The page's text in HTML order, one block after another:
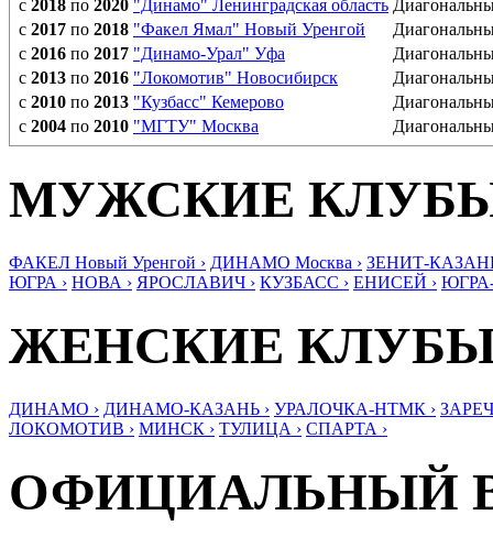
с 2018 по 2020 "Динамо" Ленинградская область
с 2017 по 2018 "Факел Ямал" Новый Уренгой
с 2016 по 2017 "Динамо-Урал" Уфа
с 2013 по 2016 "Локомотив" Новосибирск
с 2010 по 2013 "Кузбасс" Кемерово
с 2004 по 2010 "МГТУ" Москва
МУЖСКИЕ
ФАКЕЛ Новый Уренгой › ДИНАМО Москва › ЗЕНИТ-
ЮГРА › НОВА › ЯРОСЛАВИЧ › КУЗБАСС › ЕНИСЕЙ ›
ЖЕНСКИЕ
ДИНАМО › ДИНАМО-КАЗАНЬ › УРАЛОЧКА-НТМК ›
ЛОКОМОТИВ › МИНСК › ТУЛИЦА › СПАРТА ›
ОФИЦИАЛЬНЫЙ